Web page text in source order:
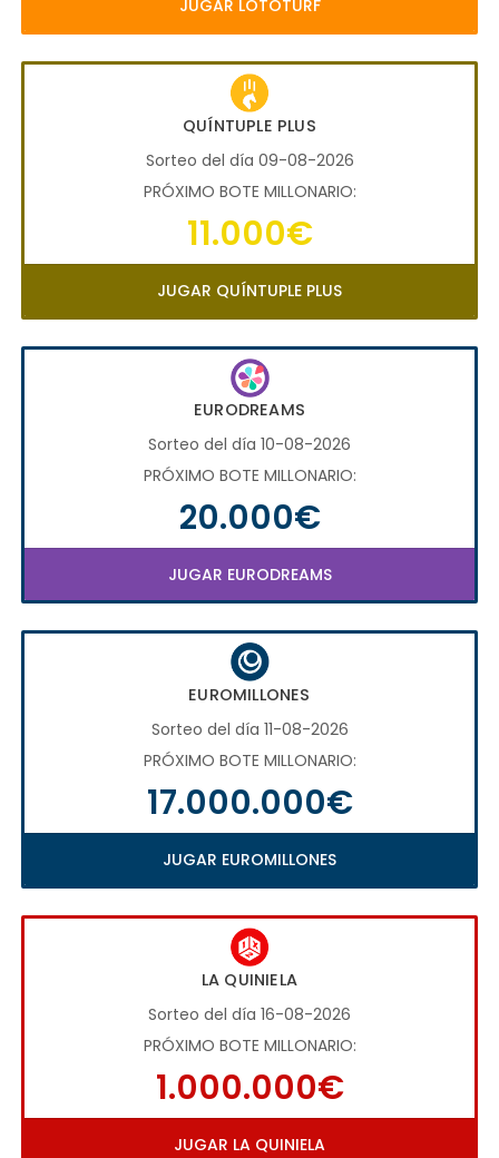
JUGAR LOTOTURF
QUÍNTUPLE PLUS
Sorteo del día 09-08-2026
PRÓXIMO BOTE MILLONARIO:
11.000€
JUGAR QUÍNTUPLE PLUS
EURODREAMS
Sorteo del día 10-08-2026
PRÓXIMO BOTE MILLONARIO:
20.000€
JUGAR EURODREAMS
EUROMILLONES
Sorteo del día 11-08-2026
PRÓXIMO BOTE MILLONARIO:
17.000.000€
JUGAR EUROMILLONES
LA QUINIELA
Sorteo del día 16-08-2026
PRÓXIMO BOTE MILLONARIO:
1.000.000€
JUGAR LA QUINIELA